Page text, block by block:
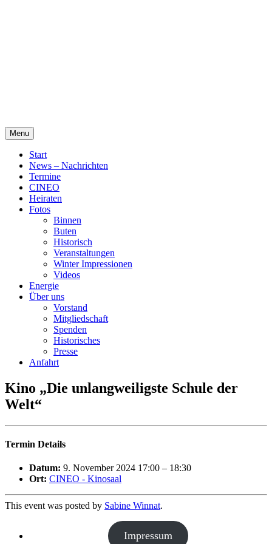
Menu
Start
News – Nachrichten
Termine
CINEO
Heiraten
Fotos
Binnen
Buten
Historisch
Veranstaltungen
Winter Impressionen
Videos
Energie
Über uns
Vorstand
Mitgliedschaft
Spenden
Historisches
Presse
Anfahrt
Kino „Die unlangweiligste Schule der
Welt“
Termin Details
Datum: 9. November 2024 17:00 – 18:30
Ort: CINEO - Kinosaal
This event was posted by Sabine Winnat.
Impressum